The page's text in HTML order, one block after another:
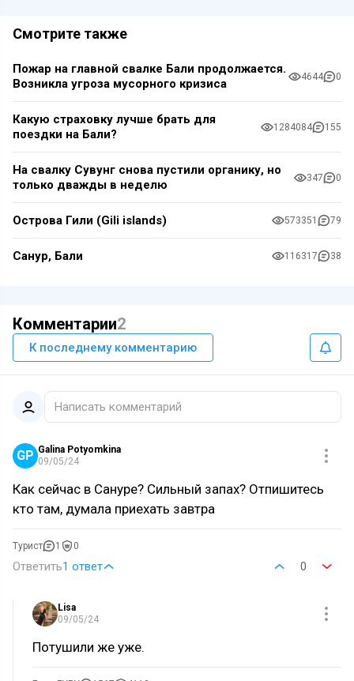
Смотрите также
Пожар на главной свалке Бали продолжается.
Возникла угроза мусорного кризиса
4644 0
Какую страховку лучше брать для
поездки на Бали?
1284084 155
На свалку Сувунг снова пустили органику, но
только дважды в неделю
347 0
Острова Гили (Gili islands) 573351 79
Санур, Бали 116317 38
Комментарии2
К последнему комментарию
Написать комментарий
GP Galina Potyomkina
09/05/24
Как сейчас в Сануре? Сильный запах? Отпишитесь
кто там, думала приехать завтра
Турист 1 0
Ответить1 ответ 0
Lisa
09/05/24
Потушили же уже.